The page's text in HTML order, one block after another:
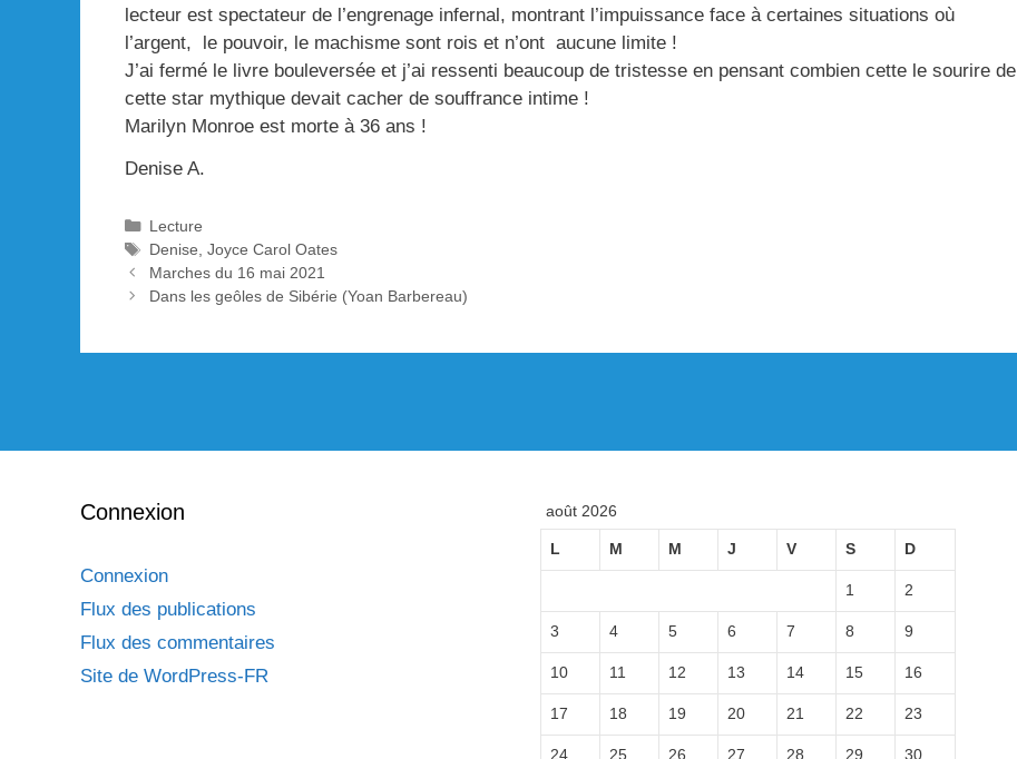
lecteur est spectateur de l’engrenage infernal, montrant l’impuissance face à certaines situations où
l’argent, le pouvoir, le machisme sont rois et n’ont aucune limite !
J’ai fermé le livre bouleversée et j’ai ressenti beaucoup de tristesse en pensant combien cette le sourire de
cette star mythique devait cacher de souffrance intime !
Marilyn Monroe est morte à 36 ans !
Denise A.
Catégories
Lecture
Étiquettes
Denise, Joyce Carol Oates
Navigation
des
Marches du 16 mai 2021
Dans les geôles de Sibérie (Yoan Barbereau)
Connexion
Connexion
Flux des publications
Flux des commentaires
Site de WordPress-FR
août 2026
L M M J V S D
1 2
3 4 5 6 7 8 9
10 11 12 13 14 15 16
17 18 19 20 21 22 23
24 25 26 27 28 29 30